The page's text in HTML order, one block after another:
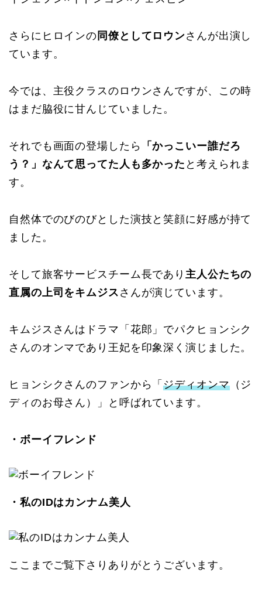
さらにヒロインの 同僚としてロウンさんが出演し
ています。
今では、主役クラスのロウンさんですが、この時
はまだ脇役に甘んじていました。
それでも画面の登場したら
「かっこいー誰だろ
う？」なんて思ってた人も多かった と考えられま
す。
自然体でのびのびとした演技と笑顔に好感が持て
ました。
そして旅客サービスチーム長であり 主人公たちの
直属の上司をキムジス さんが演じています。
キムジスさんはドラマ「花郎」でパクヒョンシク
さんのオンマであり王妃を印象深く演じました。
ヒョンシクさんのファンから「ジディオンマ（ジ
ディのお母さん）」と呼ばれています。
・ボーイフレンド
・私のIDはカンナム美人
ここまでご覧下さりありがとうございます。